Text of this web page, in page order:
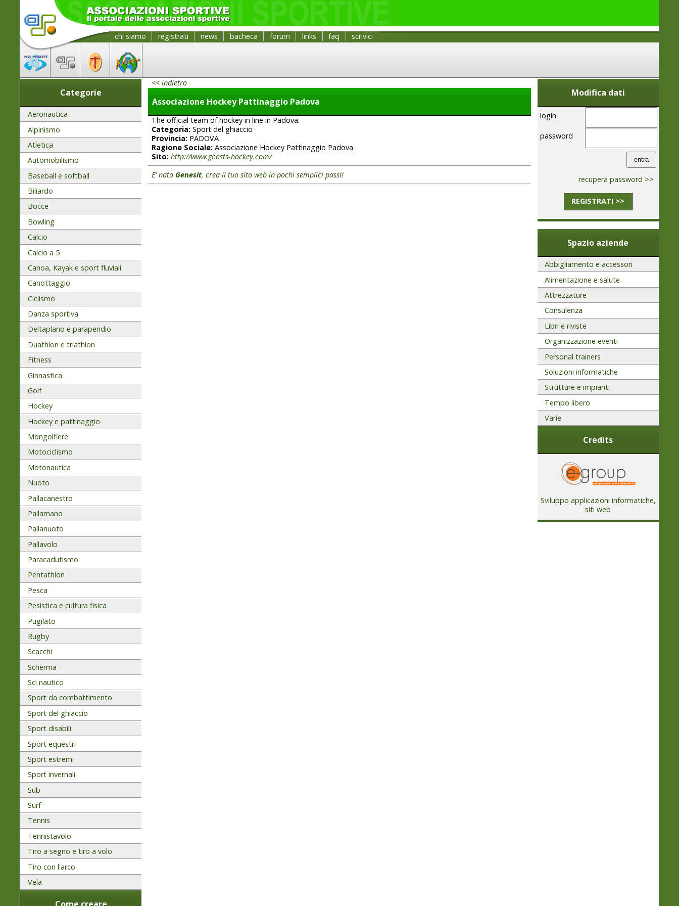
chi siamo registrati news bacheca forum links faq scrivici
Categorie
Aeronautica
Alpinismo
Atletica
Automobilismo
Baseball e softball
Biliardo
Bocce
Bowling
Calcio
Calcio a 5
Canoa, Kayak e sport fluviali
Canottaggio
Ciclismo
Danza sportiva
Deltaplano e parapendio
Duathlon e triathlon
Fitness
Ginnastica
Golf
Hockey
Hockey e pattinaggio
Mongolfiere
Motociclismo
Motonautica
Nuoto
Pallacanestro
Pallamano
Pallanuoto
Pallavolo
Paracadutismo
Pentathlon
Pesca
Pesistica e cultura fisica
Pugilato
Rugby
Scacchi
Scherma
Sci nautico
Sport da combattimento
Sport del ghiaccio
Sport disabili
Sport equestri
Sport estremi
Sport invernali
Sub
Surf
Tennis
Tennistavolo
Tiro a segno e tiro a volo
Tiro con l'arco
Vela
<< indietro
Associazione Hockey Pattinaggio Padova
The official team of hockey in line in Padova.
Categoria: Sport del ghiaccio
Provincia: PADOVA
Ragione Sociale: Associazione Hockey Pattinaggio Padova
Sito: http://www.ghosts-hockey.com/
E' nato Genesit, crea il tuo sito web in pochi semplici passi!
Modifica dati
login
password
recupera password >>
REGISTRATI >>
Spazio aziende
Abbigliamento e accessori
Alimentazione e salute
Attrezzature
Consulenza
Libri e riviste
Organizzazione eventi
Personal trainers
Soluzioni informatiche
Strutture e impianti
Tempo libero
Varie
Credits
Sviluppo applicazioni informatiche,
siti web